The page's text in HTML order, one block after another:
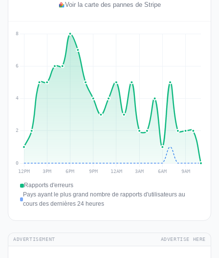
Voir la carte des pannes de Stripe
Rapports d'erreurs
Pays ayant le plus grand nombre de rapports d'utilisateurs au
cours des dernières 24 heures
ADVERTISEMENT ADVERTISE HERE